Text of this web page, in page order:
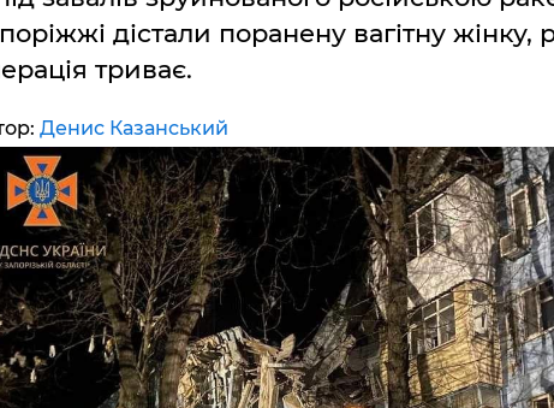
дістали поранену вагітну жінку,
триває.
Денис Казанський